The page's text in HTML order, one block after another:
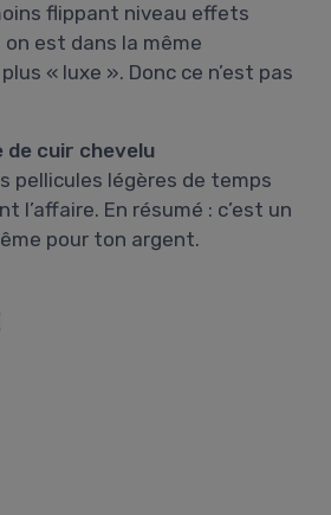
flippant niveau effets
est dans la même
« luxe ». Donc ce n’est pas
cuir chevelu
pellicules légères de temps
En résumé : c’est un
pour ton argent.